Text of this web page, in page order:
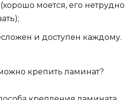
моется, его нетрудно
и доступен каждому.
крепить ламинат?